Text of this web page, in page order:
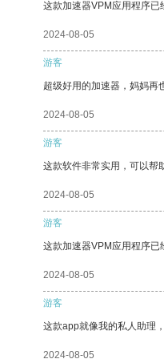
这款加速器VPM应用程序
2024-08-05
游客
超级好用的加速器，妈妈再
2024-08-05
游客
这款软件非常实用，可以帮
2024-08-05
游客
这款加速器VPM应用程序
2024-08-05
游客
这款app就像我的私人助理
2024-08-05